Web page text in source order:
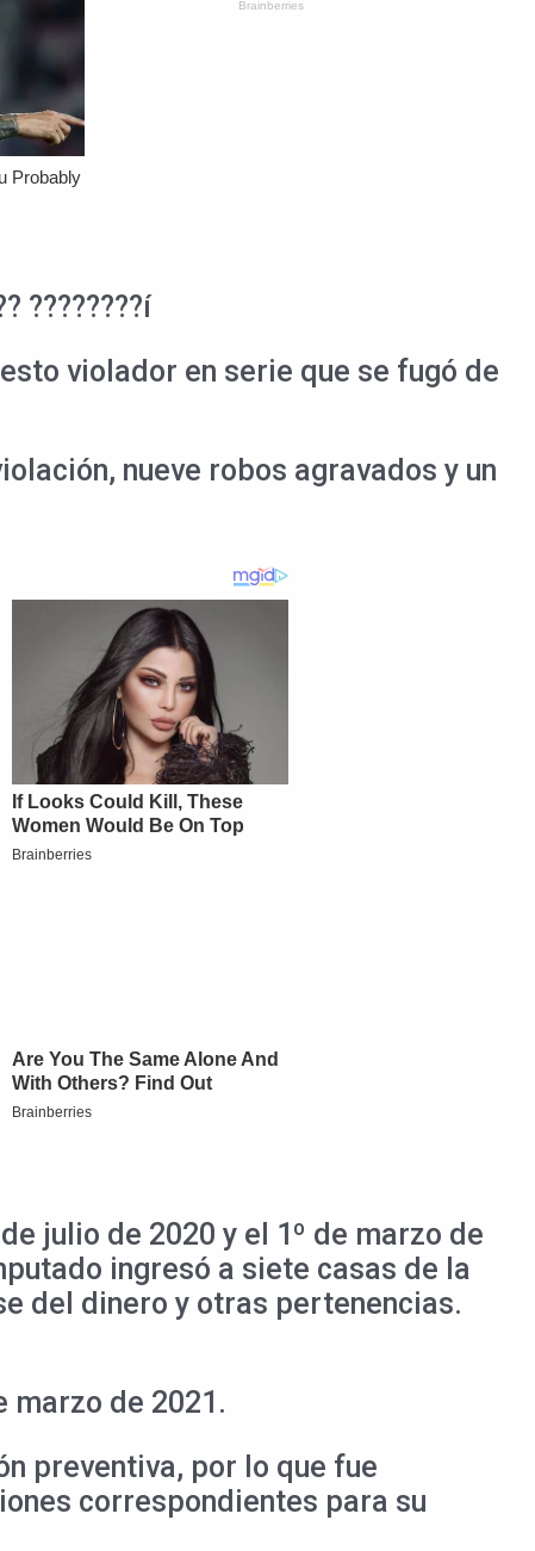
????????í
violador en serie que se fugó de
nueve robos agravados y un
julio de 2020 y el 1º de marzo de
ingresó a siete casas de la
del dinero y otras pertenencias.
marzo de 2021.
preventiva, por lo que fue
correspondientes para su